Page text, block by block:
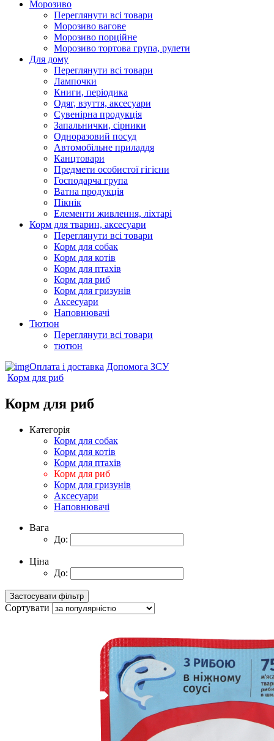
Морозиво
Переглянути всі товари
Морозиво вагове
Морозиво порційне
Морозиво тортова група, рулети
Для дому
Переглянути всі товари
Лампочки
Книги, періодика
Одяг, взуття, аксесуари
Сувенірна продукція
Запальнички, сірники
Одноразовий посуд
Автомобільне приладдя
Канцтовари
Предмети особистої гігієни
Господарча група
Ватна продукція
Пікнік
Елементи живлення, ліхтарі
Корм для тварин, аксесуари
Переглянути всі товари
Корм для собак
Корм для котів
Корм для птахів
Корм для риб
Корм для гризунів
Аксесуари
Наповнювачі
Тютюн
Переглянути всі товари
тютюн
Оплата і доставка Допомога ЗСУ
Корм для риб
Корм для риб
Категорія
Корм для собак
Корм для котів
Корм для птахів
Корм для риб
Корм для гризунів
Аксесуари
Наповнювачі
Вага
До:
Ціна
До:
Сортувати